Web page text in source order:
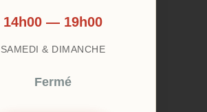
14h00 — 19h00
SAMEDI & DIMANCHE
Fermé